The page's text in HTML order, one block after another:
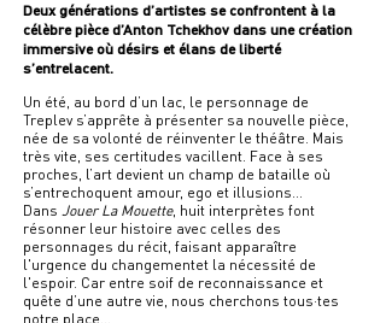
Deux générations d’artistes se confrontent à la
célèbre pièce d’Anton Tchekhov dans une création
immersive où désirs et élans de liberté
s’entrelacent.
Un été, au bord d’un lac, le personnage de
Treplev s’apprête à présenter sa nouvelle pièce,
née de sa volonté de réinventer le théâtre. Mais
très vite, ses certitudes vacillent. Face à ses
proches, l’art devient un champ de bataille où
s’entrechoquent amour, ego et illusions…
Dans Jouer La Mouette, huit interprètes font
résonner leur histoire avec celles des
personnages du récit, faisant apparaître
l'urgence du changementet la nécessité de
l'espoir. Car entre soif de reconnaissance et
quête d’une autre vie, nous cherchons tous·tes
notre place…